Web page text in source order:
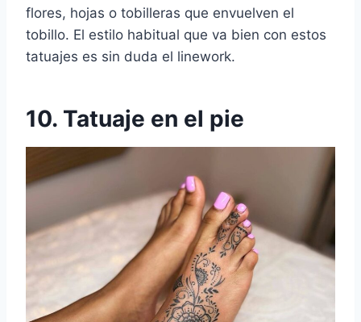
flores, hojas o tobilleras que envuelven el
tobillo. El estilo habitual que va bien con estos
tatuajes es sin duda el linework.
10. Tatuaje en el pie